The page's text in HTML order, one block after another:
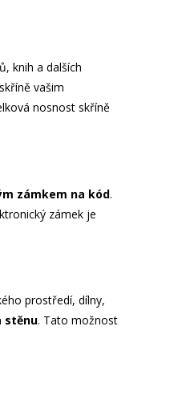
knih a dalších
vašim
nosnost skříně
zámkem na kód.
zámek je
prostředí, dílny,
stěnu. Tato možnost